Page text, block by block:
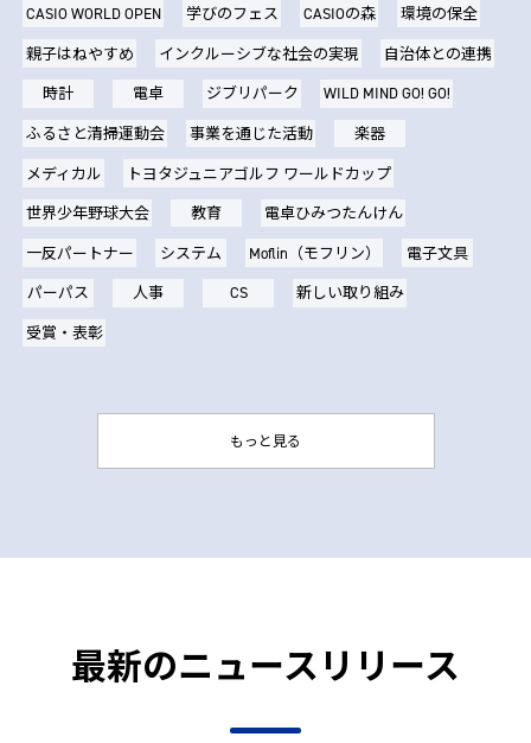
CASIO WORLD OPEN
学びのフェス CASIOの森
環境の保全
親子はねやすめ
インクルーシブな社会の実現
自治体との連携
時計
電卓 ジブリパーク
WILD MIND GO! GO!
ふるさと清掃運動会
事業を通じた活動
楽器
メディカル
トヨタジュニアゴルフ ワールドカップ
世界少年野球大会
教育
電卓ひみつたんけん
一反パートナー
システム Moflin（モフリン）
電子文具
パーパス
人事 CS
新しい取り組み
受賞・表彰
もっと見る
最新のニュースリリース